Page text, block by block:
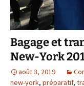
Bagage et
New-York
août 3, 2019
new-york, préparatif,